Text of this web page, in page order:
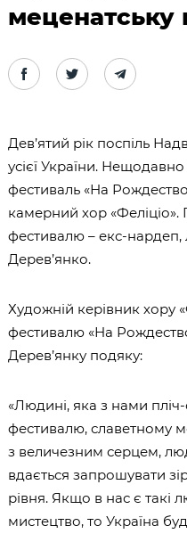
меценатську
Дев’ятий рік поспіль
усієї України.
фестиваль «На
камерний хор «Феліціо».
фестивалю – екс-нардеп,
Дерев’янко.
Художній керівник хору
фестивалю «На
Дерев’янку подяку:
«Людині, яка з нами
фестивалю, славетному
з величезним серцем,
вдається запрошувати
рівня. Якщо в нас є такі
мистецтво, то Україна